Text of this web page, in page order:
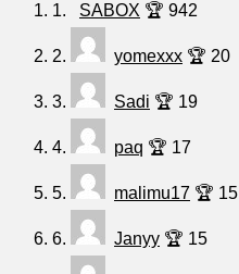
1. SABOX 🏆 942
2. yomexxx 🏆 20
3. Sadi 🏆 19
4. paq 🏆 17
5. malimu17 🏆 15
6. Janyy 🏆 15